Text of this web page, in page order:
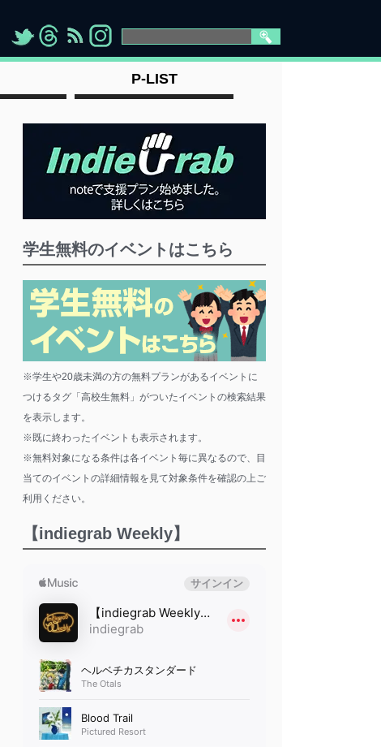
"> "> "> " >
P-LIST
学生無料のイベントはこちら
※学生や20歳未満の方の無料プランがあるイベントに
つけるタグ「高校生無料」がついたイベントの検索結果
を表示します。
※既に終わったイベントも表示されます。
※無料対象になる条件は各イベント毎に異なるので、目
当てのイベントの詳細情報を見て対象条件を確認の上ご
利用ください。
【indiegrab Weekly】